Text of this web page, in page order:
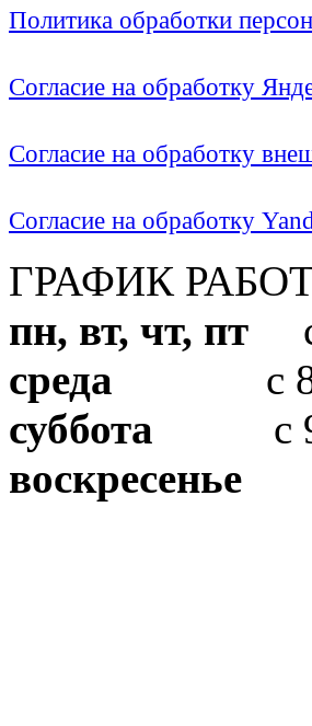
Политика обработки
Согласие на обработку
Согласие на обработку
Согласие на обработку
ГРАФИК
пн, вт, чт, пт с
среда с 8:00
суббота с
воскресенье